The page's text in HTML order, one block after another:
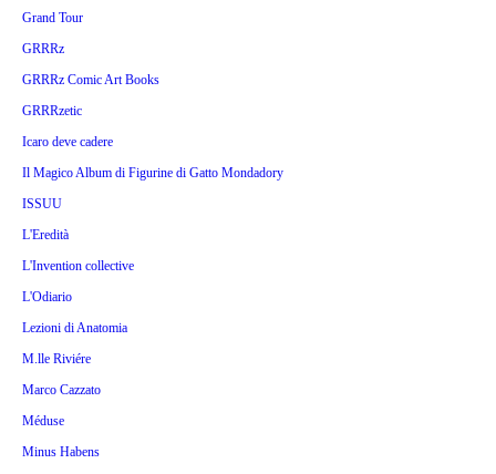
Grand Tour
GRRRz
GRRRz Comic Art Books
GRRRzetic
Icaro deve cadere
Il Magico Album di Figurine di Gatto Mondadory
ISSUU
L'Eredità
L'Invention collective
L'Odiario
Lezioni di Anatomia
M.lle Riviére
Marco Cazzato
Méduse
Minus Habens